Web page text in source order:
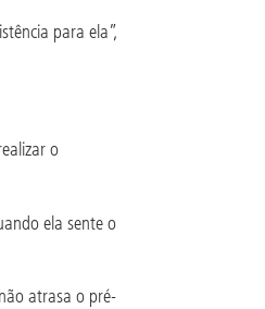
para ela”,
o
ela sente o
atrasa o pré-